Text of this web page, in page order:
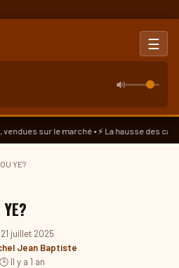
☰
⚡ La hausse des cas de cancer dans la
YE?
juillet 2025
Jean Baptiste
🕒 Il y a 1 an